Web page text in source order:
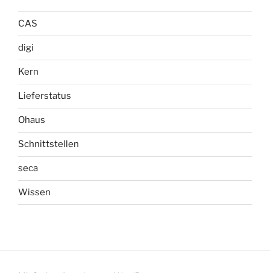
CAS
digi
Kern
Lieferstatus
Ohaus
Schnittstellen
seca
Wissen